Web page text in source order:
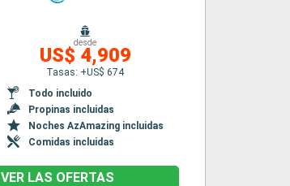
desde
US$ 4,909
Tasas: +US$ 674
Todo incluido
Propinas incluidas
Noches AzAmazing incluidas
Comidas incluidas
VER LAS OFERTAS